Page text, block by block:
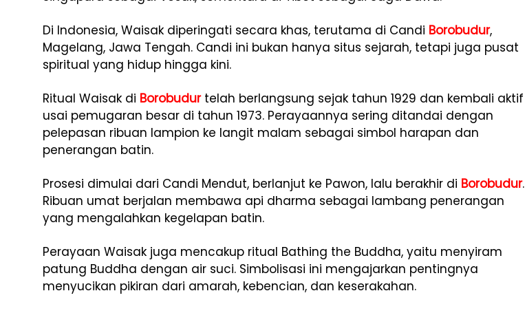
Di Indonesia, Waisak diperingati secara khas, terutama di Candi Borobudur,
Magelang, Jawa Tengah. Candi ini bukan hanya situs sejarah, tetapi juga pusat
spiritual yang hidup hingga kini.
Ritual Waisak di Borobudur telah berlangsung sejak tahun 1929 dan kembali aktif
usai pemugaran besar di tahun 1973. Perayaannya sering ditandai dengan
pelepasan ribuan lampion ke langit malam sebagai simbol harapan dan
penerangan batin.
Prosesi dimulai dari Candi Mendut, berlanjut ke Pawon, lalu berakhir di Borobudur.
Ribuan umat berjalan membawa api dharma sebagai lambang penerangan
yang mengalahkan kegelapan batin.
Perayaan Waisak juga mencakup ritual Bathing the Buddha, yaitu menyiram
patung Buddha dengan air suci. Simbolisasi ini mengajarkan pentingnya
menyucikan pikiran dari amarah, kebencian, dan keserakahan.